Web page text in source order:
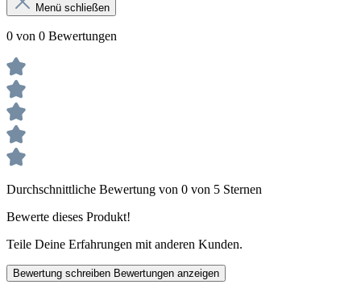
Menü schließen
0 von 0 Bewertungen
Durchschnittliche Bewertung von 0 von 5 Sternen
Bewerte dieses Produkt!
Teile Deine Erfahrungen mit anderen Kunden.
Bewertung schreiben Bewertungen anzeigen